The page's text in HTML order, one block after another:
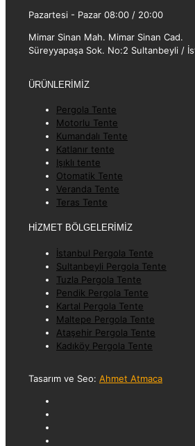
Pazartesi - Pazar 08:00 / 20:00
Mimar Sinan Mah. Mimar Sinan Cad.
Süreyyapaşa Sok. No:2 Sultanbeyli /
ÜRÜNLERİMİZ
Pergola Tente
Motorlu Tente
Kumandalı Tente
Katlanır tente
Işıklı tente
Otomatik Tente
Veranda Tente
Teras Tente
HİZMET BÖLGELERİMİZ
İstanbul Pergola Tente
Sultanbeyli Pergola Tente
Tuzla Pergola Tente
Pendik Pergola Tente
Kartal Pergola Tente
Maltepe Pergola Tente
Ataşehir Pergola Tente
Kadıköy Pergola Tente
Tasarım ve Seo: Ahmet Atmaca